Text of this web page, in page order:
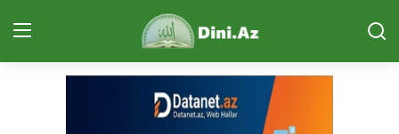
Qeydiyyat